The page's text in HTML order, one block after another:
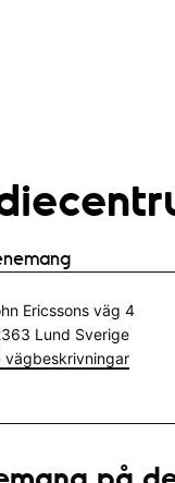
Ericssons väg 4
Lund Sverige
vägbeskrivningar